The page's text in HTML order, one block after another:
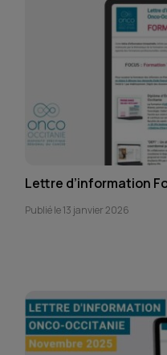
Lettre d’information
Publié le 13 janvier 2026